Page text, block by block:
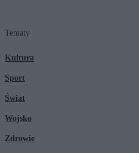
Tematy
Kultura
Sport
Świat
Wojsko
Zdrowie